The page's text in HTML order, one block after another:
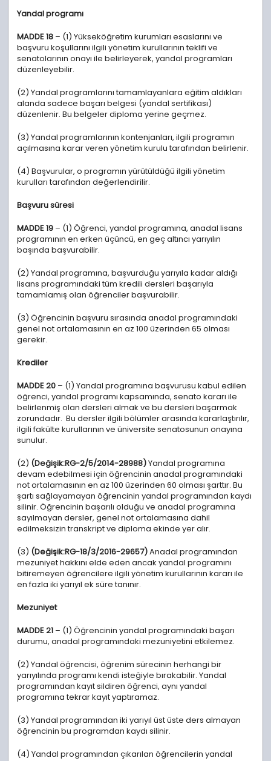
Yandal programı
MADDE 18 – (1) Yükseköğretim kurumları esaslarını ve
başvuru koşullarını ilgili yönetim kurullarının teklifi ve
senatolarının onayı ile belirleyerek, yandal programları
düzenleyebilir.
(2) Yandal programlarını tamamlayanlara eğitim aldıkları
alanda sadece başarı belgesi (yandal sertifikası)
düzenlenir. Bu belgeler diploma yerine geçmez.
(3) Yandal programlarının kontenjanları, ilgili programın
açılmasına karar veren yönetim kurulu tarafından belirlenir.
(4) Başvurular, o programın yürütüldüğü ilgili yönetim
kurulları tarafından değerlendirilir.
Başvuru süresi
MADDE 19 – (1) Öğrenci, yandal programına, anadal lisans
programının en erken üçüncü, en geç altıncı yarıyılın
başında başvurabilir.
(2) Yandal programına, başvurduğu yarıyıla kadar aldığı
lisans programındaki tüm kredili dersleri başarıyla
tamamlamış olan öğrenciler başvurabilir.
(3) Öğrencinin başvuru sırasında anadal programındaki
genel not ortalamasının en az 100 üzerinden 65 olması
gerekir.
Krediler
MADDE 20 – (1) Yandal programına başvurusu kabul edilen
öğrenci, yandal programı kapsamında, senato kararı ile
belirlenmiş olan dersleri almak ve bu dersleri başarmak
zorundadır. Bu dersler ilgili bölümler arasında kararlaştırılır,
ilgili fakülte kurullarının ve üniversite senatosunun onayına
sunulur.
(2) (Değişik:RG-2/5/2014-28988)Yandal programına
devam edebilmesi için öğrencinin anadal programındaki
not ortalamasının en az 100 üzerinden 60 olması şarttır. Bu
şartı sağlayamayan öğrencinin yandal programından kaydı
silinir. Öğrencinin başarılı olduğu ve anadal programına
sayılmayan dersler, genel not ortalamasına dahil
edilmeksizin transkript ve diploma ekinde yer alır.
(3) (Değişik:RG-18/3/2016-29657)Anadal programından
mezuniyet hakkını elde eden ancak yandal programını
bitiremeyen öğrencilere ilgili yönetim kurullarının kararı ile
en fazla iki yarıyıl ek süre tanınır.
Mezuniyet
MADDE 21 – (1) Öğrencinin yandal programındaki başarı
durumu, anadal programındaki mezuniyetini etkilemez.
(2) Yandal öğrencisi, öğrenim sürecinin herhangi bir
yarıyılında programı kendi isteğiyle bırakabilir. Yandal
programından kayıt sildiren öğrenci, aynı yandal
programına tekrar kayıt yaptıramaz.
(3) Yandal programından iki yarıyıl üst üste ders almayan
öğrencinin bu programdan kaydı silinir.
(4) Yandal programından çıkarılan öğrencilerin yandal